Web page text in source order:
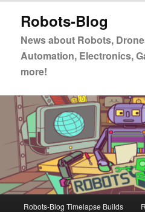
primären
springen
Robots-Blog
News about Robots,
Automation, Electronics,
more!
Robots-Blog Timelapse Builds